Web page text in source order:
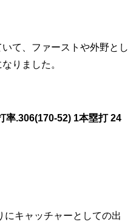
て、ファーストや外野とし
りました。
率.306(170-52) 1本塁打 24
にキャッチャーとしての出